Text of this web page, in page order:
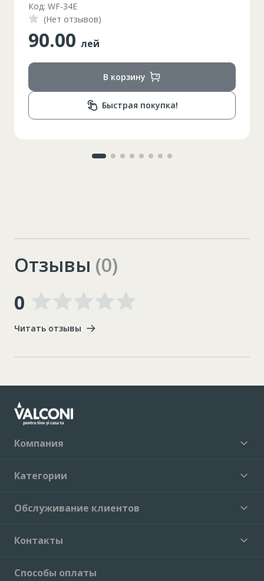
Код: WF-34E
(Нет отзывов)
90.00 лей
В корзину
Быстрая покупка!
Отзывы (0)
0
Читать отзывы
Компания
Категории
Обслуживание клиентов
Контакты
Способы оплаты